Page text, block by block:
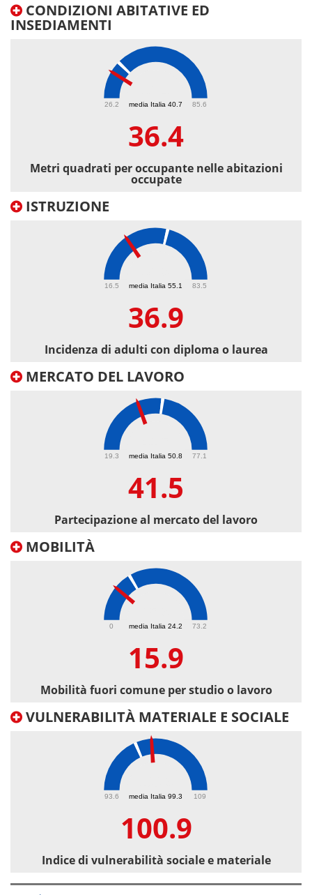
CONDIZIONI ABITATIVE ED
INSEDIAMENTI
media Italia 40.7
26.2 85.6
36.4
Metri quadrati per occupante nelle abitazioni
occupate
ISTRUZIONE
media Italia 55.1
16.5 83.5
36.9
Incidenza di adulti con diploma o laurea
MERCATO DEL LAVORO
media Italia 50.8
19.3 77.1
41.5
Partecipazione al mercato del lavoro
MOBILITÀ
media Italia 24.2
0 73.2
15.9
Mobilità fuori comune per studio o lavoro
VULNERABILITÀ MATERIALE E SOCIALE
media Italia 99.3
93.6 109
100.9
Indice di vulnerabilità sociale e materiale